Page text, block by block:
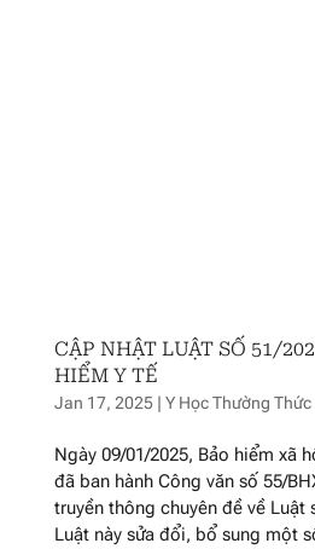
CẬP NHẬT LUẬT SỐ 51/
HIỂM Y TẾ
Jan 17, 2025| Y Học Thường Thức
Ngày 09/01/2025, Bảo hiểm xã
đã ban hành Công văn số 55/
truyền thông chuyên đề về Luật
Luật này sửa đổi, bổ sung một